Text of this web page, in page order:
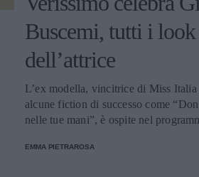
Buscemi, tutti i
dell’attrice
L’ex modella, vincitrice di Miss
alcune fiction di successo come
nelle tue mani”, è ospite nel
suoi outfit migliori.
EMMA PIETRAROSA